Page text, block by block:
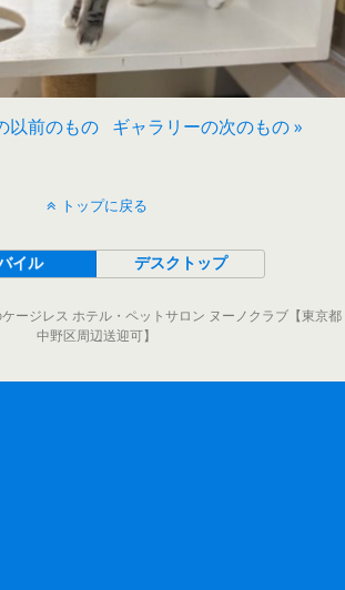
以前のもの ギャラリーの次のもの »
トップに戻る
イル デスクトップ
ージレス ホテル・ペットサロン ヌーノクラブ【東京都
中野区周辺送迎可】